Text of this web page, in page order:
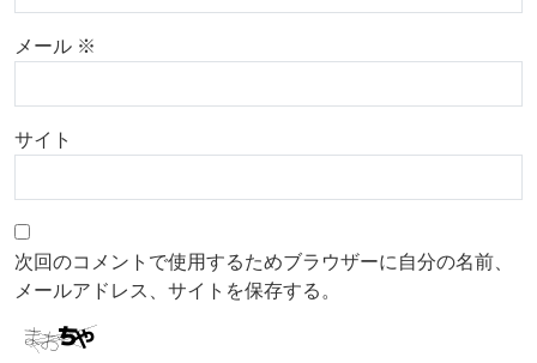
メール ※
サイト
次回のコメントで使用するためブラウザーに自分の名前、
メールアドレス、サイトを保存する。